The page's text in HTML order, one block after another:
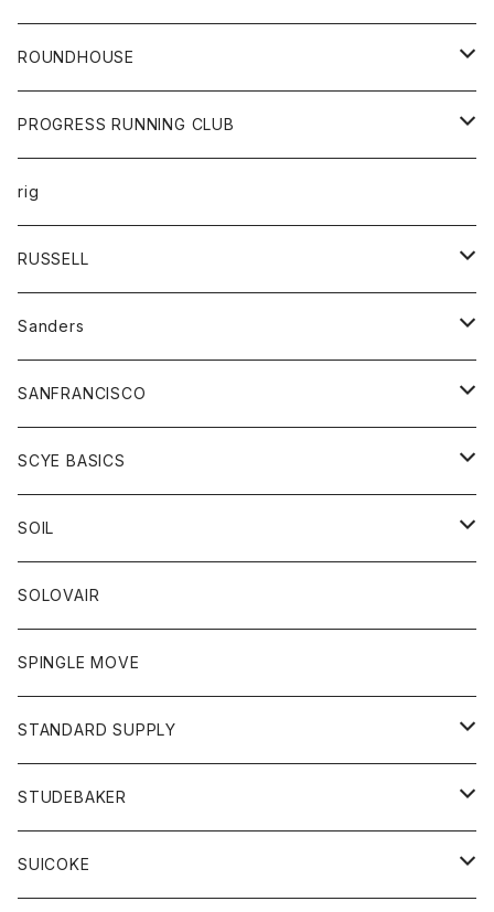
カーディガン
ニット
ベスト
ショートパンツ
パンツ
レディース
カットソー
コート
ボトム
ワンピース
ボトム
ROUNDHOUSE
エプロン
キッズ
オーバーオール
ボトム
ペインターパンツ
PROGRESS RUNNING CLUB
トップス
Tシャツ
グッズ
帽子
rig
RUSSELL
アウター
コート
パーカー
スカート
Tシャツ
トップス
Tシャツ
トレーナー
ボトム
ショートパンツ
スカート
レディース
スカート
Tシャツ
アクセサリー
バック
Sanders
グッズ
靴
SANFRANCISCO
アウター
カーディガン
コート
グッズ
ネクタイ
グローブ
アクセサリー
トップス
カットソー
カーディガン
ボトム
ショートパンツ
パンツ
レディース
カットソー
SCYE BASICS
ボトム
ジーンズ
チノパン
トップス
ポロシャツ
ベスト
靴
SOIL
靴
ワンピース
トップス
カットソー
ボトム
パンツ
SOLOVAIR
SPINGLE MOVE
STANDARD SUPPLY
財布
バッグ
STUDEBAKER
アクセサリー
SUICOKE